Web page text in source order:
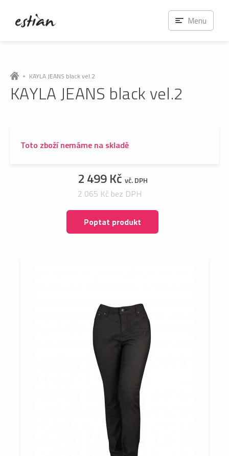
KAYLA JEANS black vel.2
KAYLA JEANS black vel.2
Toto zboží nemáme na skladě
2 499 Kč vč. DPH
2 065 Kč bez DPH
Poptat produkt
Menu